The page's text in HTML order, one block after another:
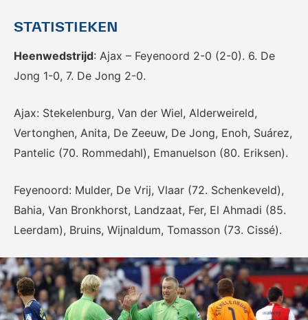
Eén Tweetje
De online community voor
amateurvoetbal.
STATISTIEKEN
Heenwedstrijd: Ajax – Feyenoord 2-0 (2-0). 6. De
Jong 1-0, 7. De Jong 2-0.
Ajax: Stekelenburg, Van der Wiel, Alderweireld,
Vertonghen, Anita, De Zeeuw, De Jong, Enoh, Suárez,
Pantelic (70. Rommedahl), Emanuelson (80. Eriksen).
Feyenoord: Mulder, De Vrij, Vlaar (72. Schenkeveld),
Bahia, Van Bronkhorst, Landzaat, Fer, El Ahmadi (85.
Leerdam), Bruins, Wijnaldum, Tomasson (73. Cissé).